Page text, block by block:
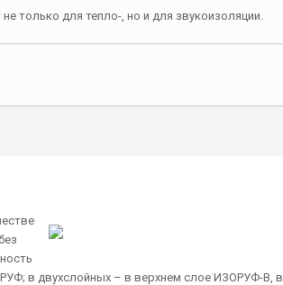
только для тепло-, но и для звукоизоляции.
в двухслойных – в верхнем слое ИЗОРУФ-В, в